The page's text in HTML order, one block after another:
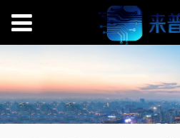
SQL Server